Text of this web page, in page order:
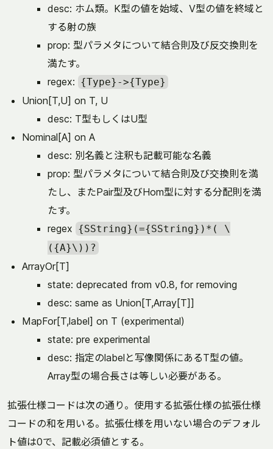
desc: ホム類。K型の値を始域、V型の値を終域と
する射の族
prop: 型パラメタについて結合則及び反交換則を
満たす。
regex: {Type}->{Type}
Union[T,U] on T, U
desc: T型もしくはU型
Nominal[A] on A
desc: 別名義と注釈も記載可能な名義
prop: 型パラメタについて結合則及び交換則を満
たし、またPair型及びHom型に対する分配則を満
たす。
regex {SString}(={SString})*( \
({A}\))?
ArrayOr[T]
state: deprecated from v0.8, for removing
desc: same as Union[T,Array[T]]
MapFor[T,label] on T (experimental)
state: pre experimental
desc: 指定のlabelと写像関係にあるT型の値。
Array型の場合長さは等しい必要がある。
拡張仕様コードは次の通り。使用する拡張仕様の拡張仕様
コードの和を用いる。拡張仕様を用いない場合のデフォル
ト値は0で、記載必須値とする。